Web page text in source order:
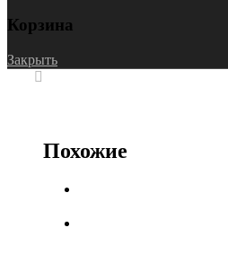
Корзина
Закрыть
Похожие